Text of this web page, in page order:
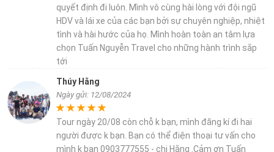
quyết định đi luôn. Mình vô cùng hài lòng với đội ngũ
HDV và lái xe của các bạn bởi sự chuyên nghiệp, nhiệt
tình và hài hước của họ. Mình hoàn toàn an tâm lựa
chọn Tuấn Nguyễn Travel cho những hành trình sắp
tới
Thúy Hằng
Ngày gửi: 12/08/2024
Tour ngày 20/08 còn chỗ k bạn, mình đăng kí đi hai
người được k bạn. Bạn có thể điện thoại tư vấn cho
mình k bạn 0903777555 - chị Hằng .Cảm ơn Tuấn